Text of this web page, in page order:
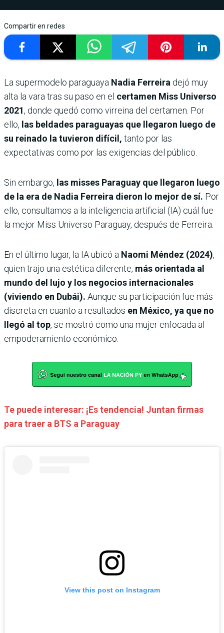
Compartir en redes
La supermodelo paraguaya Nadia Ferreira dejó muy
alta la vara tras su paso en el certamen Miss Universo
2021, donde quedó como virreina del certamen. Por
ello, las beldades paraguayas que llegaron luego de
su reinado la tuvieron difícil, tanto por las
expectativas como por las exigencias del público.
Sin embargo, las misses Paraguay que llegaron luego
de la era de Nadia Ferreira dieron lo mejor de sí. Por
ello, consultamos a la inteligencia artificial (IA) cuál fue
la mejor Miss Universo Paraguay, después de Ferreira.
En el último lugar, la IA ubicó a Naomi Méndez (2024),
quien trajo una estética diferente, más orientada al
mundo del lujo y los negocios internacionales
(viviendo en Dubái). Aunque su participación fue más
discreta en cuanto a resultados en México, ya que no
llegó al top, se mostró como una mujer enfocada al
empoderamiento económico.
Te puede interesar: ¡Es tendencia! Juntan firmas
para traer a BTS a Paraguay
View this post on Instagram